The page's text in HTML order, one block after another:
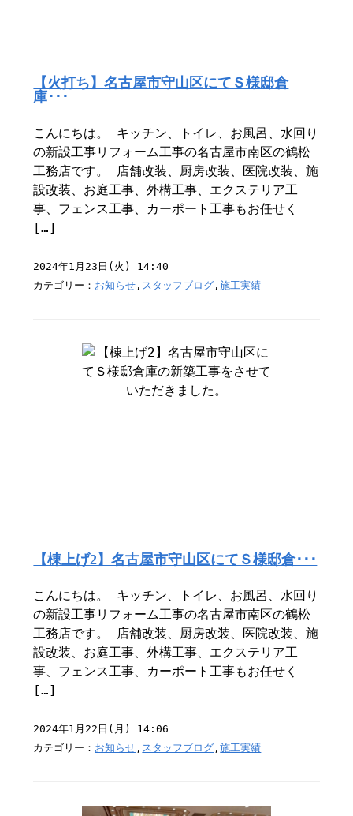
【火打ち】名古屋市守山区にてＳ様邸倉
庫･･･
こんにちは。 キッチン、トイレ、お風呂、水回り
の新設工事リフォーム工事の名古屋市南区の鶴松
工務店です。 店舗改装、厨房改装、医院改装、施
設改装、お庭工事、外構工事、エクステリア工
事、フェンス工事、カーポート工事もお任せく
[…]
2024年1月23日(火) 14:40
カテゴリー： お知らせ , スタッフブログ ,施工実績
【棟上げ2】名古屋市守山区にてＳ様邸倉･･･
こんにちは。 キッチン、トイレ、お風呂、水回り
の新設工事リフォーム工事の名古屋市南区の鶴松
工務店です。 店舗改装、厨房改装、医院改装、施
設改装、お庭工事、外構工事、エクステリア工
事、フェンス工事、カーポート工事もお任せく
[…]
2024年1月22日(月) 14:06
カテゴリー： お知らせ , スタッフブログ ,施工実績